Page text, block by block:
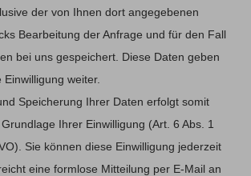
der von Ihnen dort angegebenen
Bearbeitung der Anfrage und für den Fall
bei uns gespeichert. Diese Daten geben
weiter.
Speicherung Ihrer Daten erfolgt somit
Ihrer Einwilligung (Art. 6 Abs. 1
Sie können diese Einwilligung jederzeit
eine formlose Mitteilung per E-Mail an